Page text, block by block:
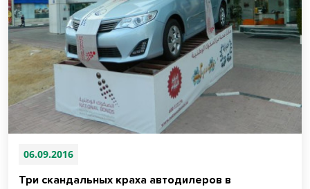
06.09.2016
Три скандальных краха автодилеров в